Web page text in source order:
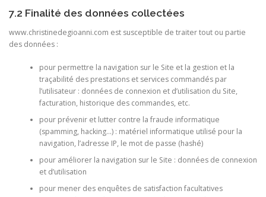
7.2 Finalité des données collectées
www.christinedegioanni.com est susceptible de traiter tout ou partie
des données :
pour permettre la navigation sur le Site et la gestion et la
traçabilité des prestations et services commandés par
l’utilisateur : données de connexion et d’utilisation du Site,
facturation, historique des commandes, etc.
pour prévenir et lutter contre la fraude informatique
(spamming, hacking…) : matériel informatique utilisé pour la
navigation, l’adresse IP, le mot de passe (hashé)
pour améliorer la navigation sur le Site : données de connexion
et d’utilisation
pour mener des enquêtes de satisfaction facultatives